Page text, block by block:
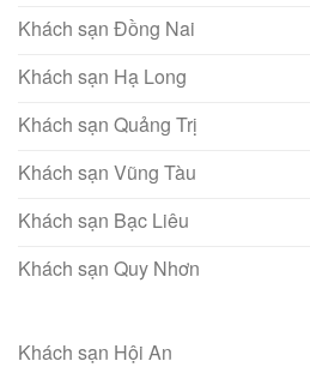
Khách sạn Đồng Nai
Khách sạn Hạ Long
Khách sạn Quảng Trị
Khách sạn Vũng Tàu
Khách sạn Bạc Liêu
Khách sạn Quy Nhơn
Khách sạn Hội An